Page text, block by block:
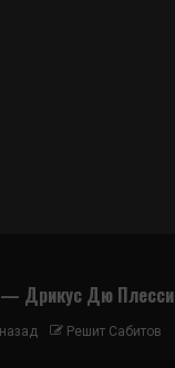
— Дрикус Дю Плесси
Решит Сабитов